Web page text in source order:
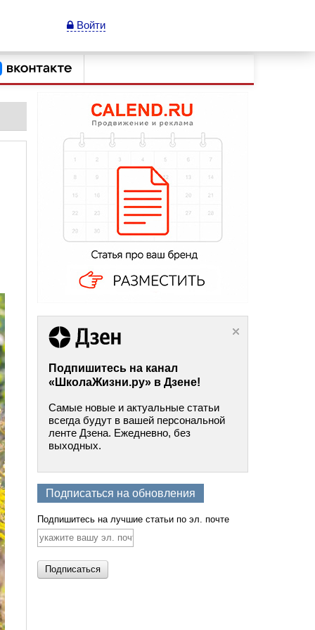
Войти
Подпишитесь на канал
«ШколаЖизни.ру» в Дзене!
Самые новые и актуальные статьи
всегда будут в вашей персональной
ленте Дзена. Ежедневно, без
выходных.
Подписаться на обновления
Подпишитесь на лучшие статьи по эл. почте